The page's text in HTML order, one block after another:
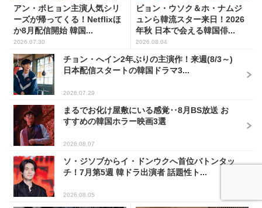
アン・ボヒョン主演人気シリ
ーズが帰ってくる！Netflixほ
か8月配信開始 韓国...
2026.07.30
ビョン・ウソク＆ホ・ナムジ
ュンら韓流スター来日！2026
年秋 日本で会える韓国俳...
2026.08.04
チョン・へイン2年ぶりの主演作！来週(8/3～)
日本配信スタートの韓国ドラマ3...
2026.07.29
まるでお化け屋敷にいる感覚‥8月BS放送 お
すすめの韓国ホラー映画3選
2026.08.07
ソ・ジソブからイ・ドンウクへ首位バトンタッ
チ！7月第5週 韓ドラ出演者 話題性ト...
2026.08.05